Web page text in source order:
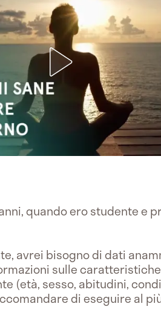
quando ero studente e
avrei bisogno di dati
sulle
(età, sesso, abitudini,
di eseguire al